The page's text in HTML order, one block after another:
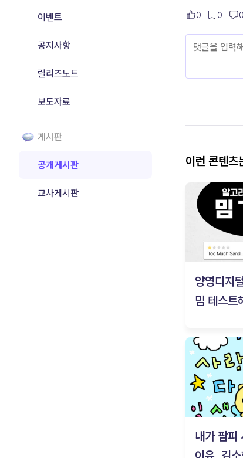
이벤트
공지사항
릴리즈노트
보도자료
게시판
공개게시판
교사게시판
0 0 0
이런 콘텐츠
양영디지
밈 테스트
내가 팜피